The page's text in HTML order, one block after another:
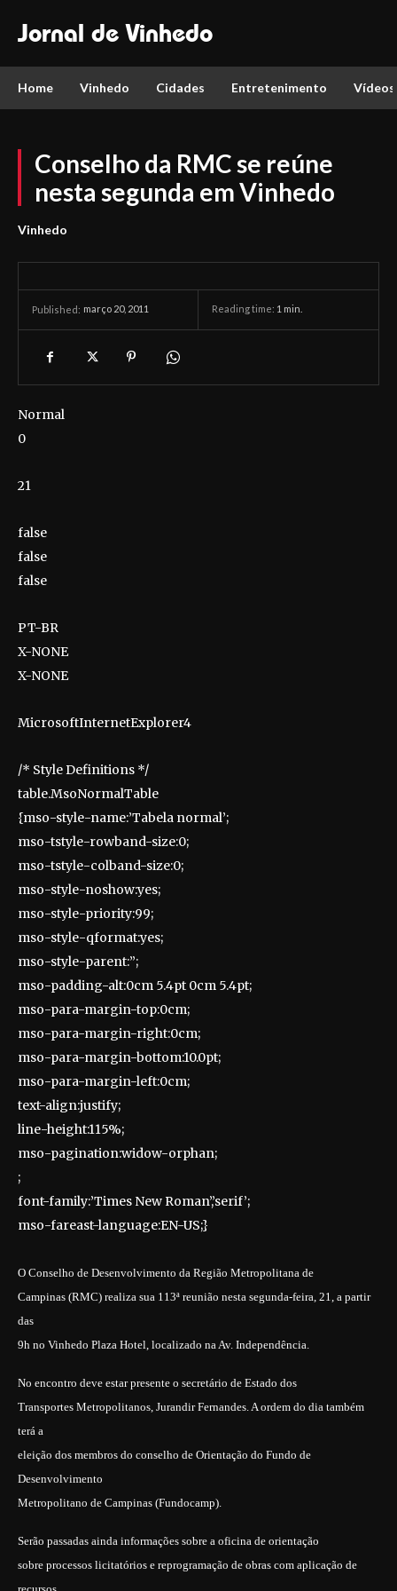
Jornal de Vinhedo
Home Vinhedo Cidades Entretenimento Vídeos
Conselho da RMC se reúne
nesta segunda em Vinhedo
Vinhedo
Published: março 20, 2011 Reading time: 1 min.
Normal
0
21
false
false
false
PT-BR
X-NONE
X-NONE
MicrosoftInternetExplorer4
/* Style Definitions */
table.MsoNormalTable
{mso-style-name:’Tabela normal’;
mso-tstyle-rowband-size:0;
mso-tstyle-colband-size:0;
mso-style-noshow:yes;
mso-style-priority:99;
mso-style-qformat:yes;
mso-style-parent:”;
mso-padding-alt:0cm 5.4pt 0cm 5.4pt;
mso-para-margin-top:0cm;
mso-para-margin-right:0cm;
mso-para-margin-bottom:10.0pt;
mso-para-margin-left:0cm;
text-align:justify;
line-height:115%;
mso-pagination:widow-orphan;
;
font-family:’Times New Roman’,’serif’;
mso-fareast-language:EN-US;}
O Conselho de Desenvolvimento da Região Metropolitana de
Campinas (RMC) realiza sua 113ª reunião nesta segunda-feira, 21, a partir
das
9h no Vinhedo Plaza Hotel, localizado na Av. Independência.
No encontro deve estar presente o secretário de Estado dos
Transportes Metropolitanos, Jurandir Fernandes. A ordem do dia também
terá a
eleição dos membros do conselho de Orientação do Fundo de
Desenvolvimento
Metropolitano de Campinas (Fundocamp).
Serão passadas ainda informações sobre a oficina de orientação
sobre processos licitatórios e reprogramação de obras com aplicação de